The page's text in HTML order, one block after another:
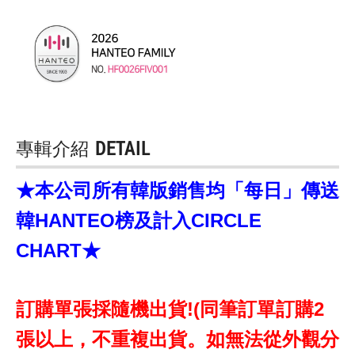
專輯介紹 DETAIL
★本公司所有韓版銷售均「每日」傳送
韓HANTEO榜及計入CIRCLE
CHART★
訂購單張採隨機出貨!(同筆訂單訂購2
張以上，不重複出貨。如無法從外觀分